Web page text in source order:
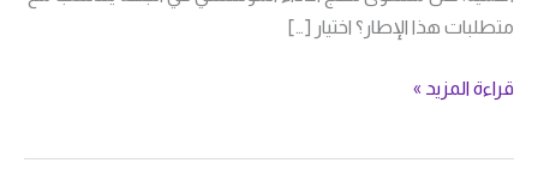
متطلبات هذا الإطار؟ اختيار […]
قراءة المزيد »